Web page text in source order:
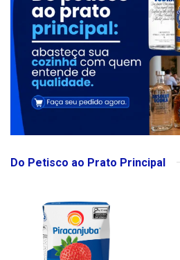
Do Petisco ao Prato Principal